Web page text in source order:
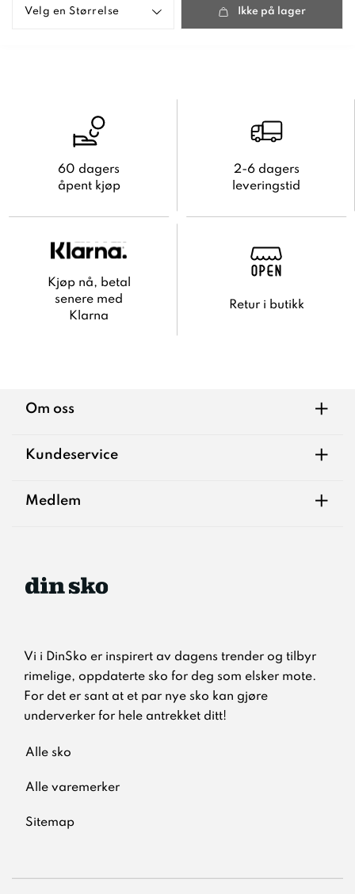
Velg en Størrelse Ikke på lager
60 dagers
åpent kjøp
2-6 dagers
leveringstid
Kjøp nå, betal
senere med
Klarna
Retur i butikk
Om oss +
Kundeservice +
Medlem +
Vi i DinSko er inspirert av dagens trender og tilbyr
rimelige, oppdaterte sko for deg som elsker mote.
For det er sant at et par nye sko kan gjøre
underverker for hele antrekket ditt!
Alle sko
Alle varemerker
Sitemap